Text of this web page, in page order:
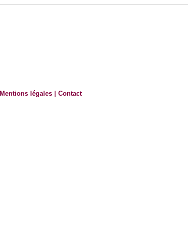
Mentions légales |Contact